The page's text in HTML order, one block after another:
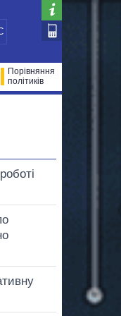
Порівняння
політиків